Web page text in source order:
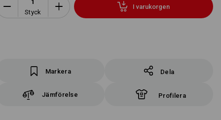
Styck
I varukorgen
Markera Dela
Jämförelse Profilera